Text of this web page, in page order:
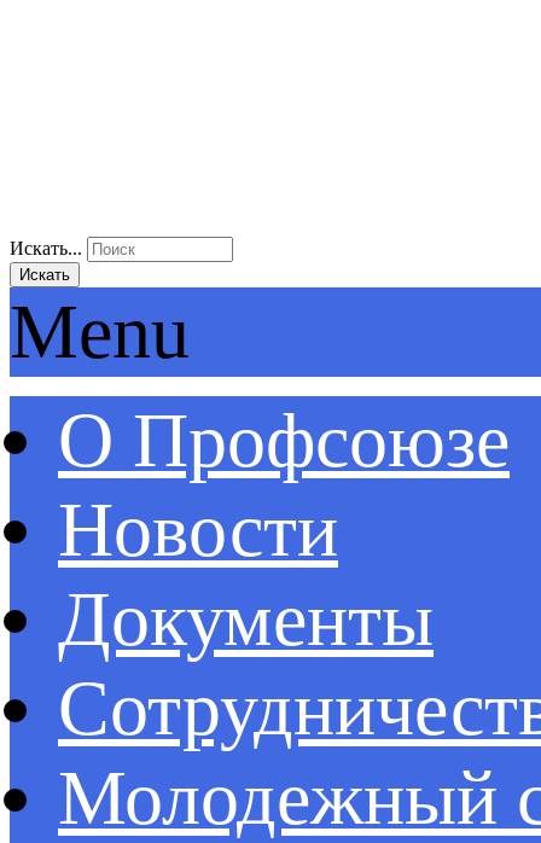
Искать...
Искать
Menu
О Профсоюзе
Новости
Документы
Молодежный